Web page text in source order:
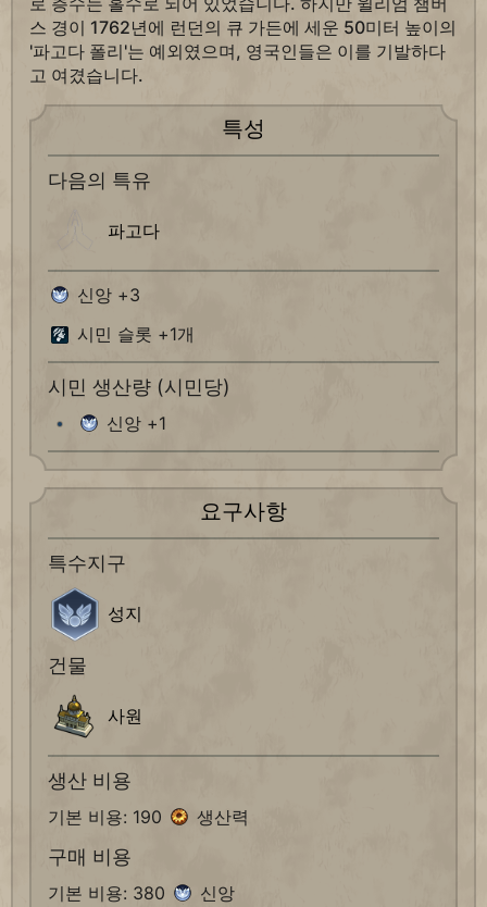
스 경이 1762년에 런던의 큐 가든에 세운 50미터 높이의
'파고다 폴리'는 예외였으며, 영국인들은 이를 기발하다
고 여겼습니다.
특성
다음의 특유
파고다
신앙 +3
시민 슬롯 +1개
시민 생산량 (시민당)
신앙 +1
요구사항
특수지구
성지
건물
사원
생산 비용
기본 비용: 190 생산력
구매 비용
기본 비용: 380 신앙